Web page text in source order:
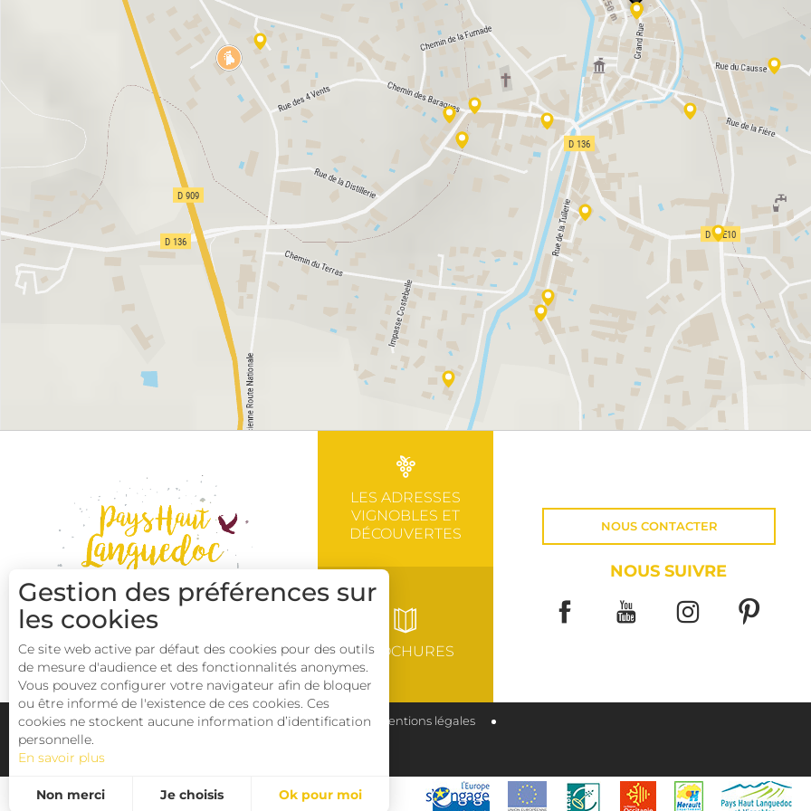
LES ADRESSES
VIGNOBLES ET
DÉCOUVERTES
BROCHURES
NOUS CONTACTER
NOUS SUIVRE
Plan du site Pays Haut Languedoc et Vignobles Mentions légales
Déclaration d'accessibilité
Gestion des préférences sur
les cookies
Ce site web active par défaut des cookies pour des outils
de mesure d'audience et des fonctionnalités anonymes.
Vous pouvez configurer votre navigateur afin de bloquer
ou être informé de l'existence de ces cookies. Ces
cookies ne stockent aucune information d’identification
personnelle.
En savoir plus
Non merci Je choisis Ok pour moi